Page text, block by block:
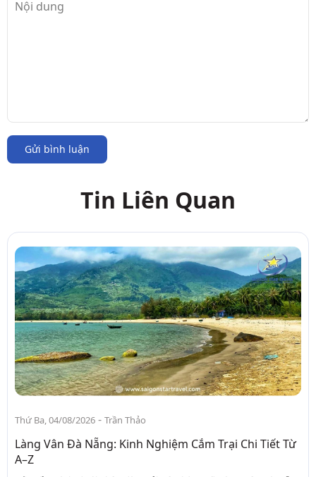
Gửi bình luận
Tin Liên Quan
Thứ Ba, 04/08/2026 - Trần Thảo
Làng Vân Đà Nẵng: Kinh Nghiệm Cắm Trại Chi Tiết Từ
A–Z